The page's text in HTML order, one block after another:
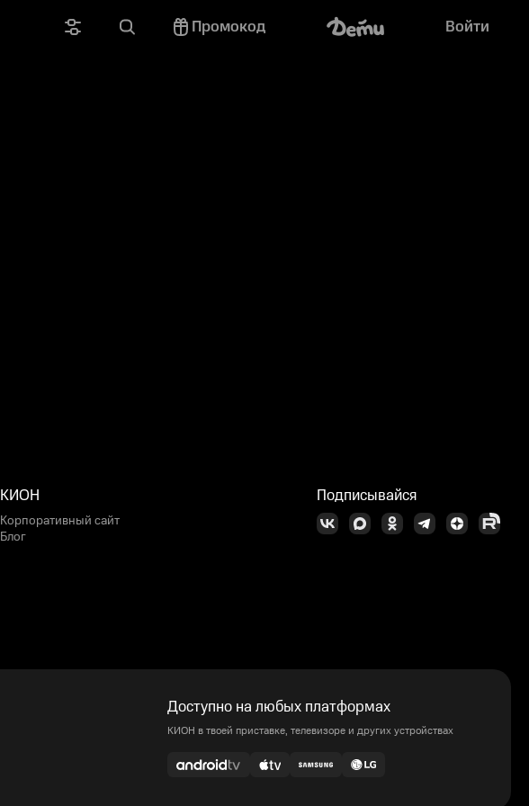
Промокод Войти
КИОН
Корпоративный сайт
Блог
Подписывайся
Доступно на любых платформах
КИОН в твоей приставке, телевизоре и других устройствах